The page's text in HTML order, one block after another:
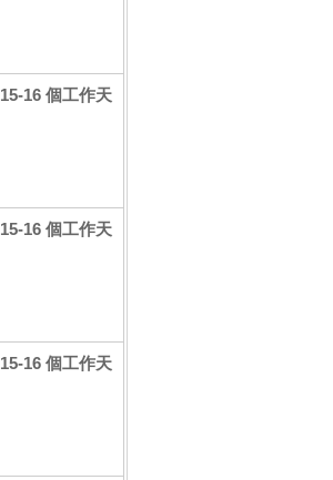
15-16 個工作天
15-16 個工作天
15-16 個工作天